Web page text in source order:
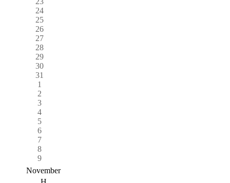
24
25
26
27
28
29
30
31
1
2
3
4
5
6
7
8
9
November